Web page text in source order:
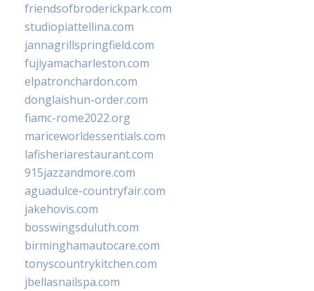
friendsofbroderickpark.com
studiopiattellina.com
jannagrillspringfield.com
fujiyamacharleston.com
elpatronchardon.com
donglaishun-order.com
fiamc-rome2022.org
mariceworldessentials.com
lafisheriarestaurant.com
915jazzandmore.com
aguadulce-countryfair.com
jakehovis.com
bosswingsduluth.com
birminghamautocare.com
tonyscountrykitchen.com
jbellasnailspa.com